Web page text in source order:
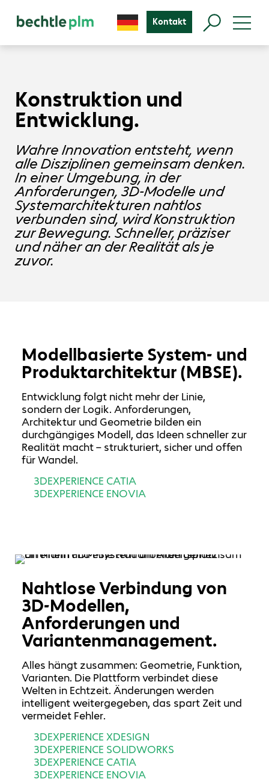
Kontakt
Konstruktion und
Entwicklung.
Wahre Innovation entsteht, wenn
alle Disziplinen gemeinsam denken.
In einer Umgebung, in der
Anforderungen, 3D-Modelle und
Systemarchitekturen nahtlos
verbunden sind, wird Konstruktion
zur Bewegung. Schneller, präziser
und näher an der Realität als je
zuvor.
Modellbasierte System- und
Produktarchitektur (MBSE).
Entwicklung folgt nicht mehr der Linie,
sondern der Logik. Anforderungen,
Architektur und Geometrie bilden ein
durchgängiges Modell, das Ideen schneller zur
Realität macht – strukturiert, sicher und offen
für Wandel.
3DEXPERIENCE CATIA
3DEXPERIENCE ENOVIA
Nahtlose Verbindung von
3D-Modellen,
Anforderungen und
Variantenmanagement.
Alles hängt zusammen: Geometrie, Funktion,
Varianten. Die Plattform verbindet diese
Welten in Echtzeit. Änderungen werden
intelligent weitergegeben, das spart Zeit und
vermeidet Fehler.
3DEXPERIENCE XDESIGN
3DEXPERIENCE SOLIDWORKS
3DEXPERIENCE CATIA
3DEXPERIENCE ENOVIA